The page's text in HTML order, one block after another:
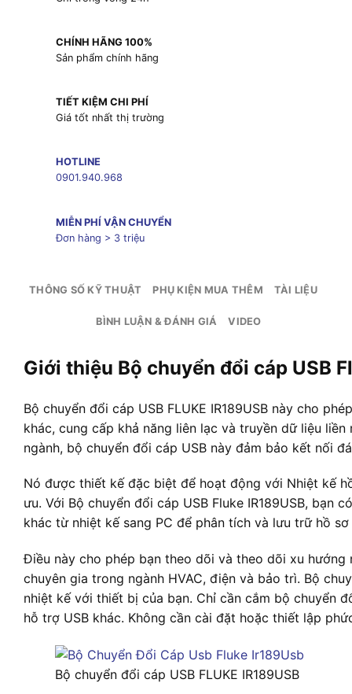
CHÍNH HÃNG 100%
Sản phẩm chính hãng
TIẾT KIỆM CHI PHÍ
Giá tốt nhất thị trường
HOTLINE
0901.940.968
MIỄN PHÍ VẬN CHUYỂN
Đơn hàng > 3 triệu
THÔNG SỐ KỸ THUẬT PHỤ KIỆN MUA THÊM TÀI LIỆU
BÌNH LUẬN & ĐÁNH GIÁ VIDEO
Giới thiệu Bộ chuyển đổi cáp USB
Bộ chuyển đổi cáp USB FLUKE IR189USB này cho
khác, cung cấp khả năng liên lạc và truyền dữ liệu
ngành, bộ chuyển đổi cáp USB này đảm bảo kết nối
Nó được thiết kế đặc biệt để hoạt động với Nhiệt kế
ưu. Với Bộ chuyển đổi cáp USB Fluke IR189USB,
khác từ nhiệt kế sang PC để phân tích và lưu trữ hồ sơ
Điều này cho phép bạn theo dõi và theo dõi xu
chuyên gia trong ngành HVAC, điện và bảo trì. Bộ
nhiệt kế với thiết bị của bạn. Chỉ cần cắm bộ chuyển
hỗ trợ USB khác. Không cần cài đặt hoặc thiết lập
Bộ chuyển đổi cáp USB FLUKE IR189USB